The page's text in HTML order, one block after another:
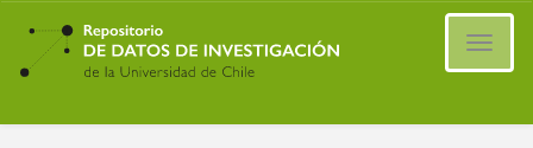
Ir
contenido
principal